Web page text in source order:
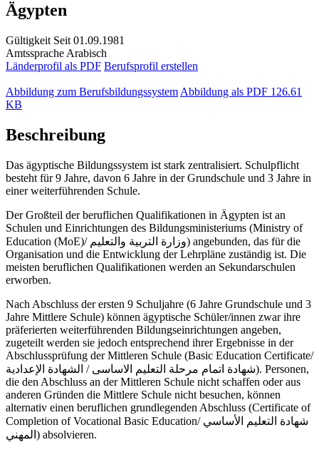
Ägypten
Gültigkeit Seit 01.09.1981
Amtssprache Arabisch
Länderprofil als PDF Berufsprofil erstellen
Abbildung zum Berufsbildungssystem Abbildung als PDF 126.61
KB
Beschreibung
Das ägyptische Bildungssystem ist stark zentralisiert. Schulpflicht
besteht für 9 Jahre, davon 6 Jahre in der Grundschule und 3 Jahre in
einer weiterführenden Schule.
Der Großteil der beruflichen Qualifikationen in Ägypten ist an
Schulen und Einrichtungen des Bildungsministeriums (Ministry of
Education (MoE)/ وزارة التربية والتعليم) angebunden, das für die
Organisation und die Entwicklung der Lehrpläne zuständig ist. Die
meisten beruflichen Qualifikationen werden an Sekundarschulen
erworben.
Nach Abschluss der ersten 9 Schuljahre (6 Jahre Grundschule und 3
Jahre Mittlere Schule) können ägyptische Schüler/innen zwar ihre
präferierten weiterführenden Bildungseinrichtungen angeben,
zugeteilt werden sie jedoch entsprechend ihrer Ergebnisse in der
Abschlussprüfung der Mittleren Schule (Basic Education Certificate/
الشهادة الإعدادية / شهادة اتمام مرحلة التعليم الاساسى). Personen,
die den Abschluss an der Mittleren Schule nicht schaffen oder aus
anderen Gründen die Mittlere Schule nicht besuchen, können
alternativ einen beruflichen grundlegenden Abschluss (Certificate of
Completion of Vocational Basic Education/ شهادة التعليم الأساسي
المهني ) absolvieren.